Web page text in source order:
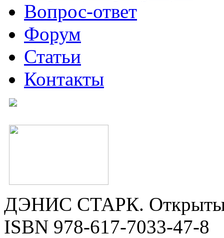
Вопрос-ответ
Форум
Статьи
Контакты
ДЭНИС СТАРК. Открытые
ISBN 978-617-7033-47-8